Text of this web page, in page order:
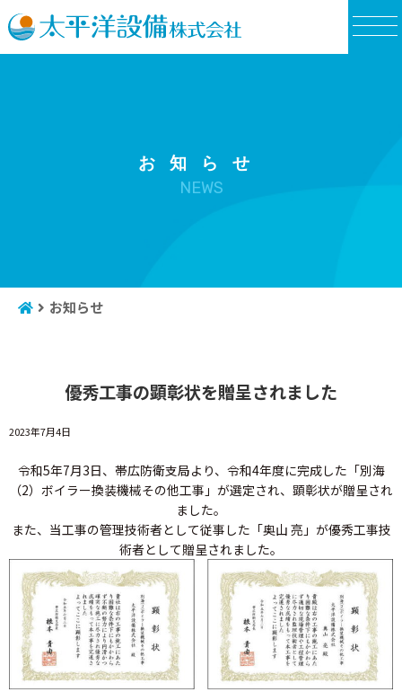
NEWS
お知らせ
優秀工事の顕彰状を贈呈されました
2023年7月4日
令和5年7月3日、帯広防衛支局より、令和4年度に完成した「別海
（2）ボイラー換装機械その他工事」が選定され、顕彰状が贈呈され
ました。
また、当工事の管理技術者として従事した「奥山 亮」が優秀工事技
術者として贈呈されました。